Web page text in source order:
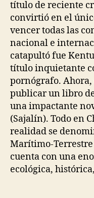
título de reciente
convirtió en el
vencer todas las
nacional e
catapultó fue
título inquietante
pornógrafo. Ahora,
publicar un libro
una impactante
(Sajalín). Todo en
realidad se
Marítimo-Terrestre
cuenta con una
ecológica,